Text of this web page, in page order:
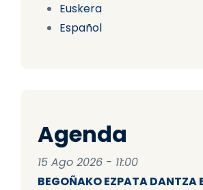
Euskera
Español
Agenda
15 Ago 2026 - 11:00
BEGOÑAKO EZPATA DANTZA